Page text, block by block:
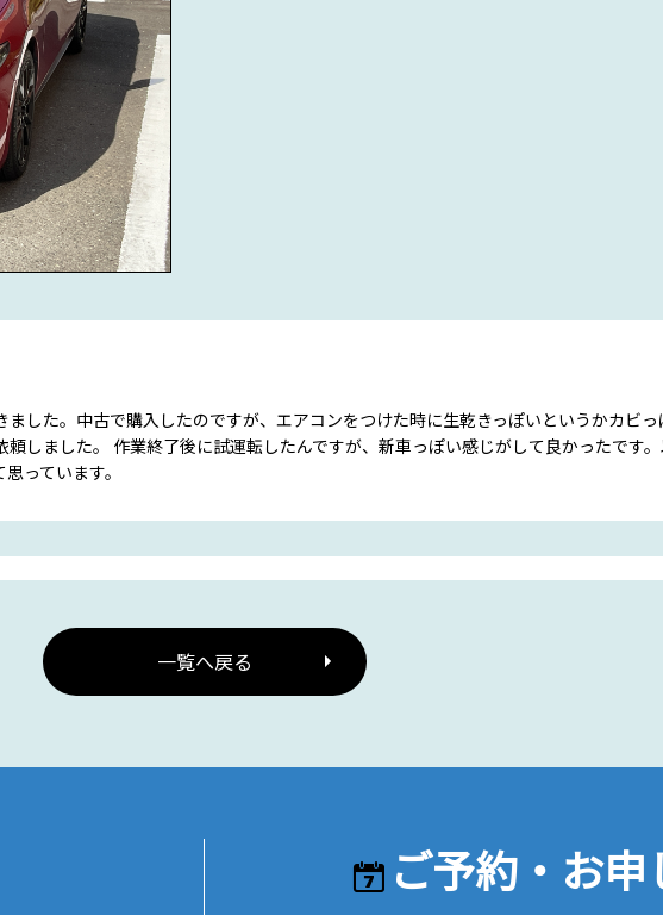
した。中古で購入したのですが、エアコンをつけた時に生乾きっぽいというかカビっ
しました。 作業終了後に試運転したんですが、新車っぽい感じがして良かったです
っています。
一覧へ戻る
ご予約・お